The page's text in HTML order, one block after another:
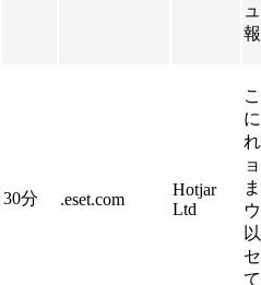
30分 .eset.com
Hotjar
Ltd